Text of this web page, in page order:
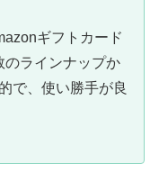
ギフトカード
のラインナップか
で、使い勝手が良